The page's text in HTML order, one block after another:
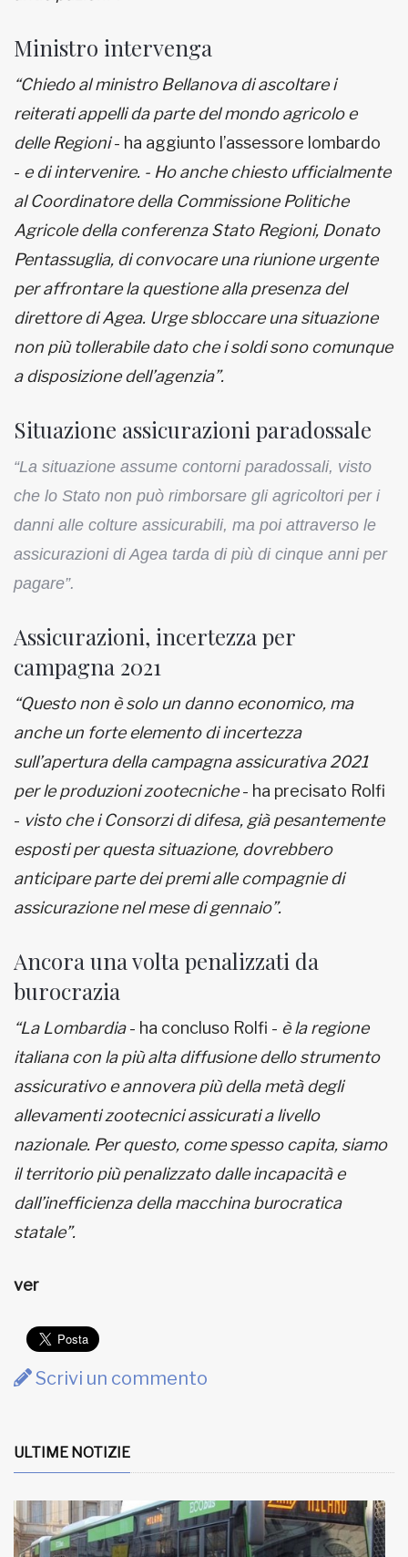
Ministro intervenga
“Chiedo al ministro Bellanova di ascoltare i
reiterati appelli da parte del mondo agricolo e
delle Regioni- ha aggiunto l’assessore lombardo
- e di intervenire. - Ho anche chiesto ufficialmente
al Coordinatore della Commissione Politiche
Agricole della conferenza Stato Regioni, Donato
Pentassuglia, di convocare una riunione urgente
per affrontare la questione alla presenza del
direttore di Agea. Urge sbloccare una situazione
non più tollerabile dato che i soldi sono comunque
a disposizione dell’agenzia”.
Situazione assicurazioni paradossale
“La situazione assume contorni paradossali, visto
che lo Stato non può rimborsare gli agricoltori per i
danni alle colture assicurabili, ma poi attraverso le
assicurazioni di Agea tarda di più di cinque anni per
pagare”.
Assicurazioni, incertezza per
campagna 2021
“Questo non è solo un danno economico, ma
anche un forte elemento di incertezza
sull’apertura della campagna assicurativa 2021
per le produzioni zootecniche- ha precisato Rolfi
- visto che i Consorzi di difesa, già pesantemente
esposti per questa situazione, dovrebbero
anticipare parte dei premi alle compagnie di
assicurazione nel mese di gennaio”.
Ancora una volta penalizzati da
burocrazia
“La Lombardia- ha concluso Rolfi - è la regione
italiana con la più alta diffusione dello strumento
assicurativo e annovera più della metà degli
allevamenti zootecnici assicurati a livello
nazionale. Per questo, come spesso capita, siamo
il territorio più penalizzato dalle incapacità e
dall’inefficienza della macchina burocratica
statale”.
ver
Scrivi un commento
ULTIME NOTIZIE